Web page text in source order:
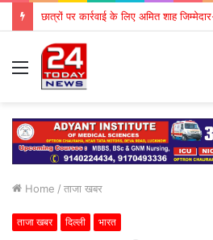
छात्रों पर कार्रवाई के लिए अमित शाह
Menu
Home / ताजा खबर
ताजा खबर दिल्ली भारत